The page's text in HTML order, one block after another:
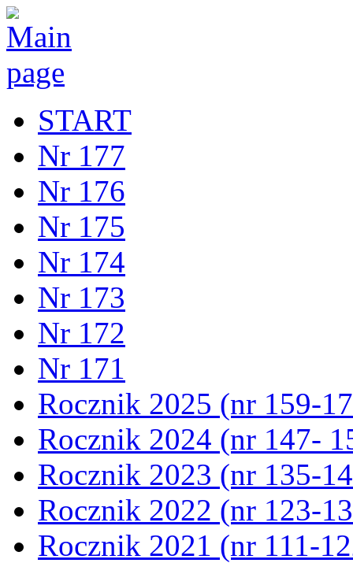
START
Nr 177
Nr 176
Nr 175
Nr 174
Nr 173
Nr 172
Nr 171
Rocznik 2025 (nr 159-
Rocznik 2024 (nr 147-
Rocznik 2023 (nr 135-
Rocznik 2022 (nr 123-
Rocznik 2021 (nr 111-